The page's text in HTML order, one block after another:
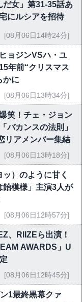
だ女」第31-35話あ
にルシアを招待
[08月06日14時24分]
ョジンVSハ・ユ
年前“クリスマス
かに
[08月06日13時34分]
笑！チェ・ジョン
バカンスの法則」
リアメンバー集結
[08月06日13時18分]
）のように甘く
模様」主演3人が
[08月06日12時57分]
、RIIZEら出演！
AWARDS」U
[08月06日12時45分]
1最終黒幕クァ